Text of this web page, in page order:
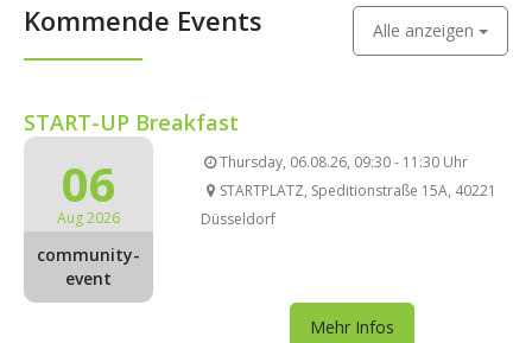
Kommende Events Alle anzeigen
START-UP Breakfast
06
Aug 2026
community-
event
Thursday, 06.08.26, 09:30 - 11:30 Uhr
STARTPLATZ, Speditionstraße 15A, 40221
Düsseldorf
Mehr Infos